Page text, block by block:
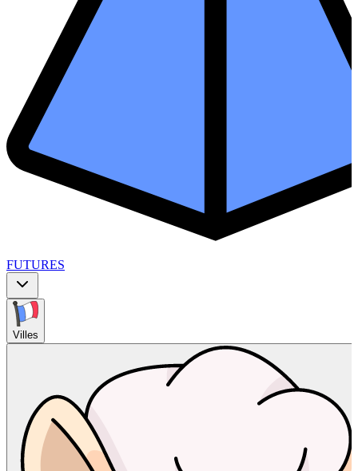
FUTURES
Villes